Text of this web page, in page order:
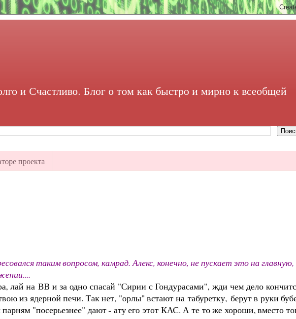
и Счастливо. Блог о том как быстро и мирно к всеобщей
проекта
таким вопросом, камрад. Алекс, конечно, не пускает это на главную,
лай на ВВ и за одно спасай "Сирии с Гондурасами", жди чем дело
из ядерной печи. Так нет, "орлы" встают на табуретку, берут в руки
"посерьезнее" дают - ату его этот КАС. А те то же хороши, вместо